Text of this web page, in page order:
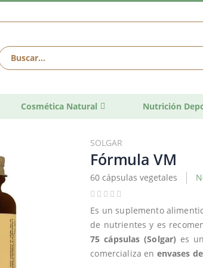
Cosmética Natural Nutrición
SOLGAR
Fórmula VM
60 cápsulas vegetales
Es un suplemento
de nutrientes y es
75 cápsulas (Solgar) es
comercializa en envases